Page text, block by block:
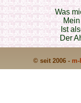
Was
Ist
Der
© seit 2006 -